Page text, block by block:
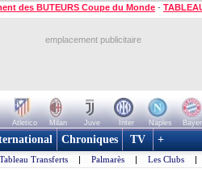
des BUTEURS Coupe du Monde -
emplacement publicitaire
Atletico Milan Juve Inter Naples
Chroniques TV +
Tableau Transferts | Palmarès | Les Clubs |